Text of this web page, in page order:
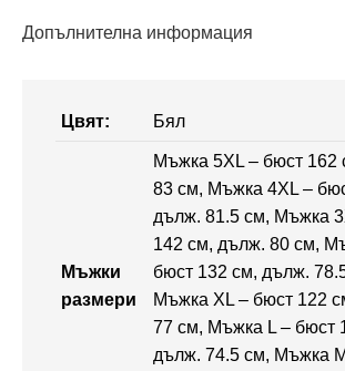
Допълнителна информация
Цвят: Бял
Мъжки
размери
Мъжка 5XL – бюст 162
83 см, Мъжка 4XL –
дълж. 81.5 см, Мъжка
142 см, дълж. 80 см,
бюст 132 см, дълж.
Мъжка XL – бюст 122
77 см, Мъжка L – бюст
дълж. 74.5 см, Мъжка